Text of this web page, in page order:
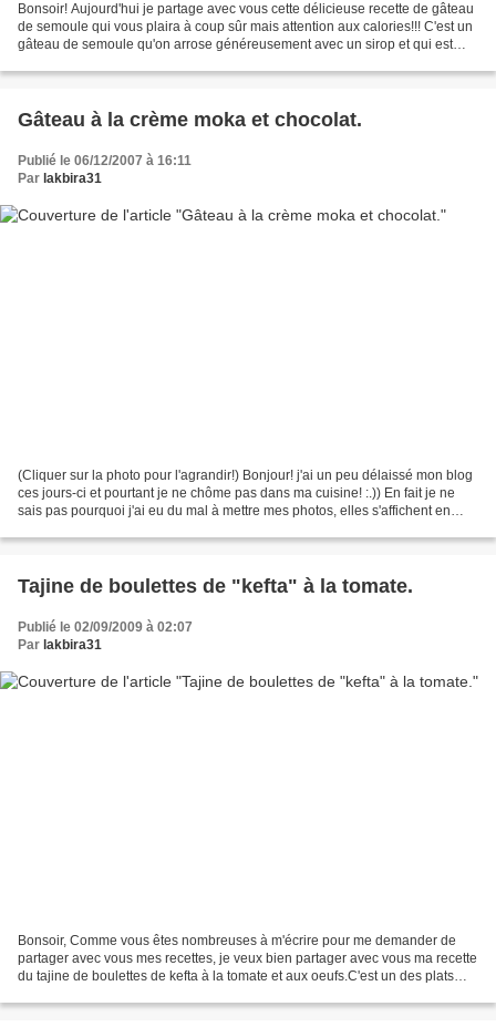
Bonsoir! Aujourd'hui je partage avec vous cette délicieuse recette de gâteau
de semoule qui vous plaira à coup sûr mais attention aux calories!!! C'est un
gâteau de semoule qu'on arrose généreusement avec un sirop et qui est
Gâteau à la crème moka et chocolat.
Publié le 06/12/2007 à 16:11
Par lakbira31
(Cliquer sur la photo pour l'agrandir!) Bonjour! j'ai un peu délaissé mon blog
ces jours-ci et pourtant je ne chôme pas dans ma cuisine! :.)) En fait je ne
sais pas pourquoi j'ai eu du mal à mettre mes photos, elles s'affichent en
Tajine de boulettes de "kefta" à la tomate.
Publié le 02/09/2009 à 02:07
Par lakbira31
Bonsoir, Comme vous êtes nombreuses à m'écrire pour me demander de
partager avec vous mes recettes, je veux bien partager avec vous ma recette
du tajine de boulettes de kefta à la tomate et aux oeufs.C'est un des plats